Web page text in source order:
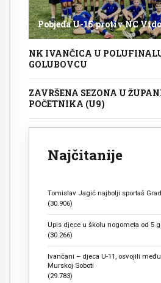
Pobjeda U-15 protiv NC
NK IVANČICA U
GOLUBOVCU
ZAVRŠENA SEZONA U
POČETNIKA (U9)
Najčitanije
Tomislav Jagić najbolji sportaš
(30.906)
Upis djece u školu nogometa od 5
(30.266)
Ivančani – djeca U-11, osvojili
Murskoj Soboti
(29.783)